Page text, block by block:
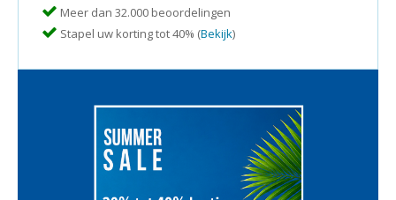
Meer dan 32.000 beoordelingen
Stapel uw korting tot 40% (Bekijk)